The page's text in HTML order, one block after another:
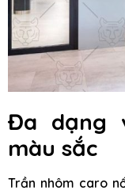
Đa dạng
màu sắc
Trần nhôm caro